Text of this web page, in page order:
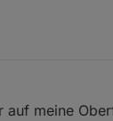
meine